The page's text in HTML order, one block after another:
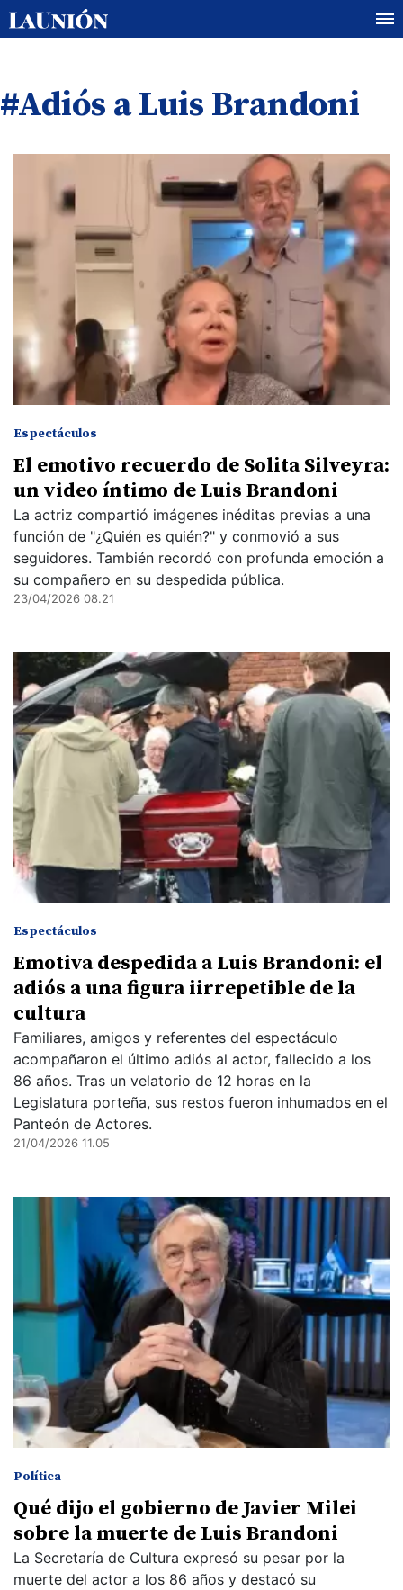
#Adiós a Luis Brandoni
Espectáculos
El emotivo recuerdo de Solita Silveyra:
un video íntimo de Luis Brandoni
La actriz compartió imágenes inéditas previas a una
función de "¿Quién es quién?" y conmovió a sus
seguidores. También recordó con profunda emoción a
su compañero en su despedida pública.
23/04/2026 08.21
Espectáculos
Emotiva despedida a Luis Brandoni: el
adiós a una figura iirrepetible de la
cultura
Familiares, amigos y referentes del espectáculo
acompañaron el último adiós al actor, fallecido a los
86 años. Tras un velatorio de 12 horas en la
Legislatura porteña, sus restos fueron inhumados en el
Panteón de Actores.
21/04/2026 11.05
Política
Qué dijo el gobierno de Javier Milei
sobre la muerte de Luis Brandoni
La Secretaría de Cultura expresó su pesar por la
muerte del actor a los 86 años y destacó su